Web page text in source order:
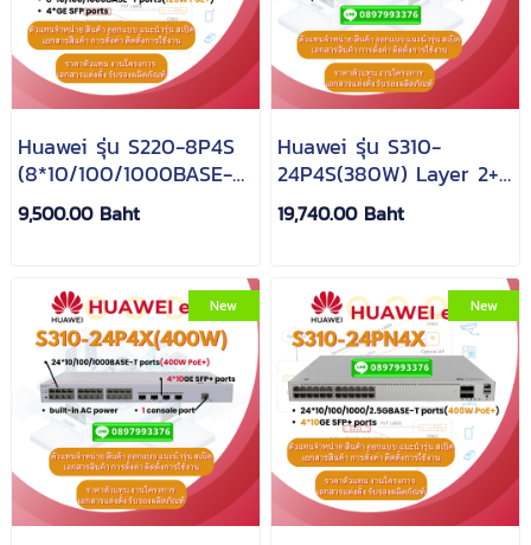
Huawei รุ่น S220-8P4S
(8*10/100/1000BASE-T
ports(125W PoE+),4*GE
SFP ports, AC power)
9,500.00 Baht
Huawei รุ่น S310-
24P4S(380W) Layer 2+
Switch (24*GE ports,
4*GE SFP ports, PoE+,
19,740.00 Baht
New New